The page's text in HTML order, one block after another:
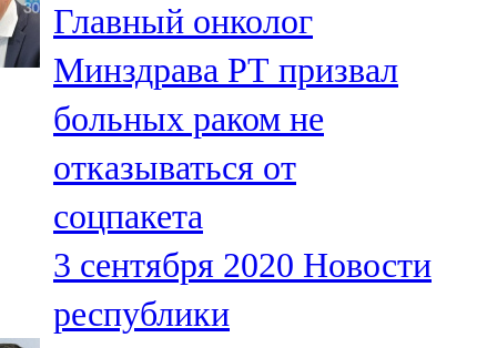
100,0 FM
Нурлат
104,7 FM
Олы Әтнә
71,42 FM
Сарман
107,8 FM
Главный онколог
Минздрава РТ призвал
больных раком не
отказываться от
соцпакета
3 сентября 2020 Новости
республики